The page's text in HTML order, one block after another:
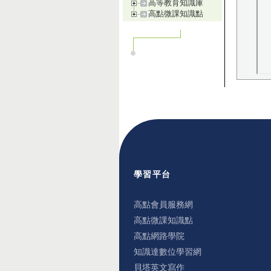
高等教育知識庫
高點微課知識點
學習平台
高點會員服務網
高點微課知識點
高點網路學院
知識達數位學習網
貝塔英文寫作